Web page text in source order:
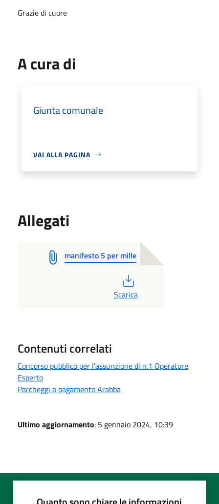
Grazie di cuore
A cura di
Giunta comunale
VAI ALLA PAGINA
Allegati
manifesto 5 per mille
Scarica
Contenuti correlati
Concorso pubblico per l'assunzione di n.1 Operatore
Esperto
Parcheggi a pagamento Arabba
Ultimo aggiornamento: 5 gennaio 2024, 10:39